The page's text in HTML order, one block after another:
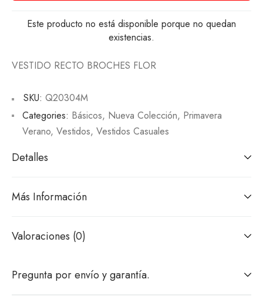
Este producto no está disponible porque no quedan
existencias.
VESTIDO RECTO BROCHES FLOR
SKU: Q20304M
Categories: Básicos, Nueva Colección, Primavera
Verano, Vestidos, Vestidos Casuales
Detalles
Más Información
Valoraciones (0)
Pregunta por envío y garantía.